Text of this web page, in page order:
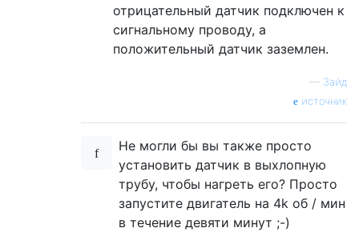
отрицательный датчик подключен к
сигнальному проводу, а
положительный датчик заземлен.
— Зайд
источник
Не могли бы вы также просто
установить датчик в выхлопную
трубу, чтобы нагреть его? Просто
запустите двигатель на 4k об / мин
в течение девяти минут ;-)